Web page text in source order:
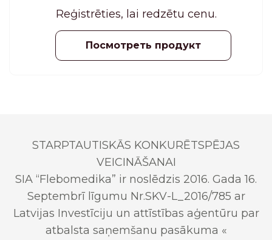
а также разглаживают мимические
морщины.
Reģistrēties, lai redzētu cenu.
Посмотреть продукт
STARPTAUTISKĀS KONKURĒTSPĒJAS
VEICINĀŠANAI
SIA “Flebomedika” ir noslēdzis 2016. Gada 16.
Septembrī līgumu Nr.SKV-L_2016/785 ar
Latvijas Investīciju un attīstības aģentūru par
atbalsta saņemšanu pasākuma «